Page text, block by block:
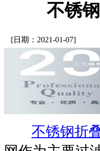
不锈
[日期：2021-01-07]
不锈钢折